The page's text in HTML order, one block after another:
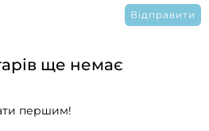
ще немає
першим!